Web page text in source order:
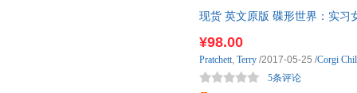
现货 英文原版 碟形世界：实习
¥98.00
5条评论
Pratchett, Terry /2017-05-25 /Corgi